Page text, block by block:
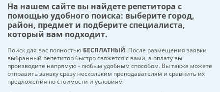
На нашем сайте вы найдете репетитора с
помощью удобного поиска: выберите город,
район, предмет и подберите специалиста,
который вам подходит.
Поиск для вас полностью БЕСПЛАТНЫЙ. После размещения заявки
выбранный репетитор быстро свяжется с вами, а оплату вы
производите напрямую - любым удобным способом. Вы также можете
отправить заявку сразу нескольким преподавателям и сравнить их
предложения по стоимости и условиям